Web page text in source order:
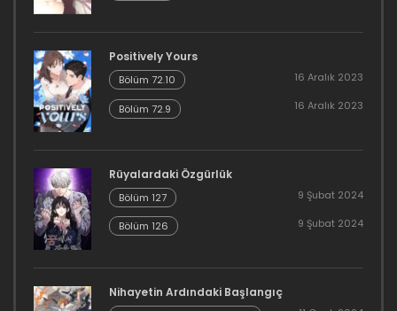
Positively Yours
Bölüm 72.10 16 Aralık 2023
Bölüm 72.9 16 Aralık 2023
Rüyalardaki Özgürlük
Bölüm 127 9 Şubat 2024
Bölüm 126 9 Şubat 2024
Nihayetin Ardındaki Başlangıç